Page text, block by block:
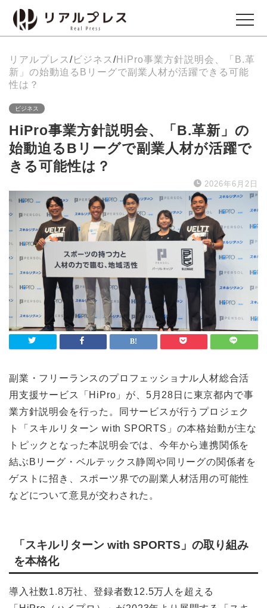
ビジネス
エンタメ
Entertainment
Events
グルメ
Gourmet
ライフスタイル
Lifestyle
リアルプレス /ビジネス /HiPro事業方針説明会、「B.革
新」の始動迫るBリーグで副業人材が活躍できる可能
性は？
ビジネス
HiPro事業方針説明会、「B.革新」の
始動迫るBリーグで副業人材が活躍で
きる可能性は？
2026年6月2日
副業・フリーランスのプロフェッショナル人材総合活
用支援サービス「HiPro」が、5月28日に東京都内で事
業方針説明会を行った。同サービスが行うプロジェク
ト「スキルリターン with SPORTS」の本格始動が主な
トピックとなった本説明会では、今年から連携関係を
結ぶBリーグ・ベルテックス静岡や同リーグの関係者を
ゲストに招き、スポーツ界での副業人材活用の可能性
などについて意見が交わされた。
「スキルリターン with SPORTS」の取り組み
を本格化
導入社数1.8万社、登録者数12.5万人を超える